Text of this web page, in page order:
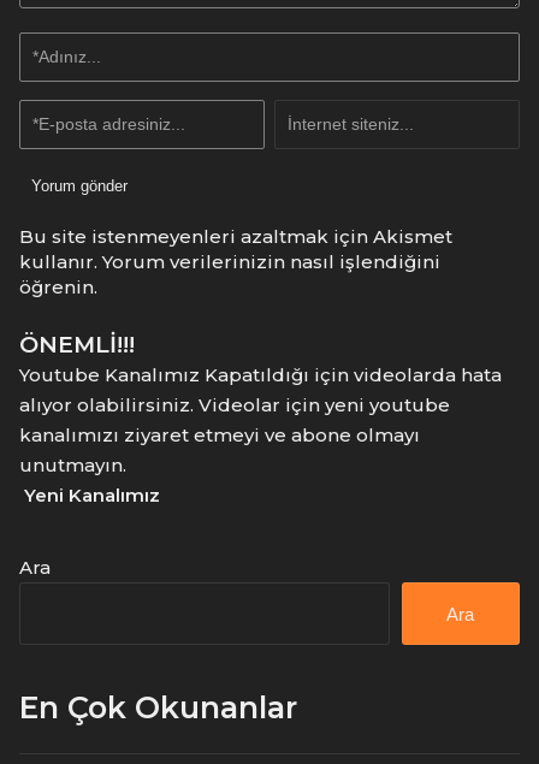
Bu site istenmeyenleri azaltmak için Akismet
kullanır.Yorum verilerinizin nasıl işlendiğini
öğrenin.
ÖNEMLİ!!!
Youtube Kanalımız Kapatıldığı için videolarda hata
alıyor olabilirsiniz. Videolar için yeni youtube
kanalımızı ziyaret etmeyi ve abone olmayı
unutmayın.
Yeni Kanalımız
Ara
Ara
En Çok Okunanlar